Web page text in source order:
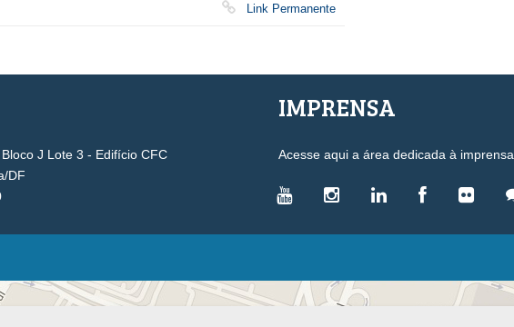
Link Permanente
J Lote 3 - Edifício CFC
DF
IMPRENSA
Acesse aqui a área dedicada à imprensa.
VICE-PRESIDÊNCIAS
Administrativa
LEGISLAÇÃO
Leis